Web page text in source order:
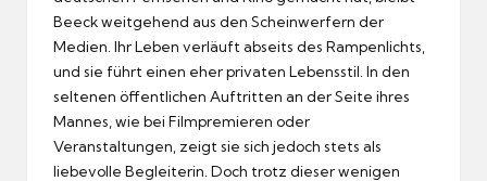
Beeck weitgehend aus den Scheinwerfern der
Medien. Ihr Leben verläuft abseits des Rampenlichts,
und sie führt einen eher privaten Lebensstil. In den
seltenen öffentlichen Auftritten an der Seite ihres
Mannes, wie bei Filmpremieren oder
Veranstaltungen, zeigt sie sich jedoch stets als
liebevolle Begleiterin. Doch trotz dieser wenigen